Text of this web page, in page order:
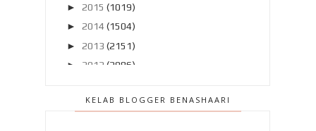
► 2015 (1019)
► 2014 (1504)
► 2013 (2151)
► 2012 (2986)
►Disember 2011(303)
KELAB BLOGGER BENASHAARI